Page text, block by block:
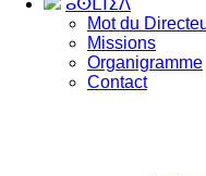
ⴰⵙⵎⵏⵉⴷ
Mot du
Missions
Organigramme
Contact